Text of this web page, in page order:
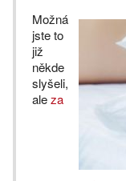
Možná
jste to
již
někde
slyšeli,
aleza